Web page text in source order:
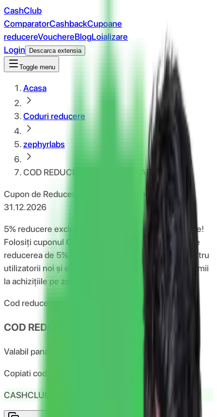
CashClub
ComparatorCashbackCupoane
reducereVouchereBlogLoializare
Login
Descarca extensia
Toggle menu
Acasa
Coduri reducere
zephyrlabs
COD REDUCERE 5% ZEPHYRLABS.RO
Cupon de Reducere zephyrlabs valabil până la
31.12.2026
5% reducere exclusiva CashClub, la toate produsele!
Folosiți cuponul CASHCLUB5
pentru a beneficia de
reducerea de 5% . Aceste reduceri sunt valabile pentru
utilizatorii noi și existenți, și vă ajută să faceți economii
la achizițiile pe zephyrlabs
Cod reducere zephyrlabs
COD REDUCERE 5% ZEPHYRLABS.RO
Valabil pana la
Copiati codul si introduceti-l in cos
CASHCLUB5